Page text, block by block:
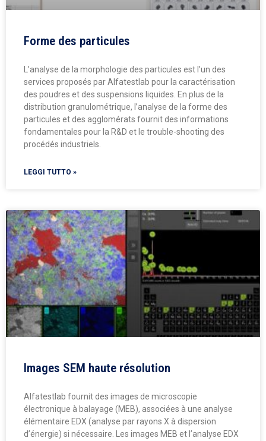
Forme des particules
L’analyse de la morphologie des particules est l’un des
services proposés par Alfatestlab pour la caractérisation
des poudres et des suspensions liquides. En plus de la
distribution granulométrique, l’analyse de la forme des
particules et des agglomérats fournit des informations
fondamentales pour la R&D et le trouble-shooting des
procédés industriels.
LEGGI TUTTO »
Images SEM haute résolution
Alfatestlab fournit des images de microscopie
électronique à balayage (MEB), associées à une analyse
élémentaire EDX (analyse par rayons X à dispersion
d’énergie) si nécessaire. Les images MEB et l’analyse EDX